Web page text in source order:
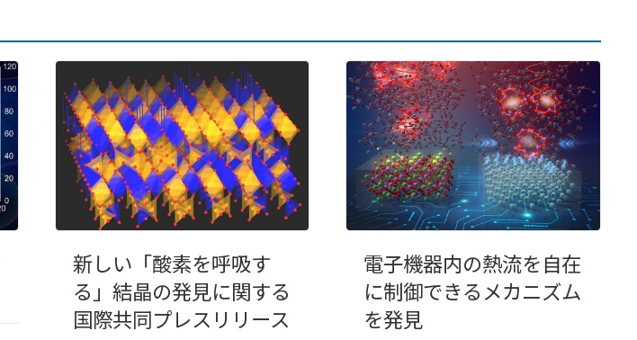
新しい「酸素を呼吸す
る」結晶の発見に関する
国際共同プレスリリース
電子機器内の熱流を自在
に制御できるメカニズム
を発見